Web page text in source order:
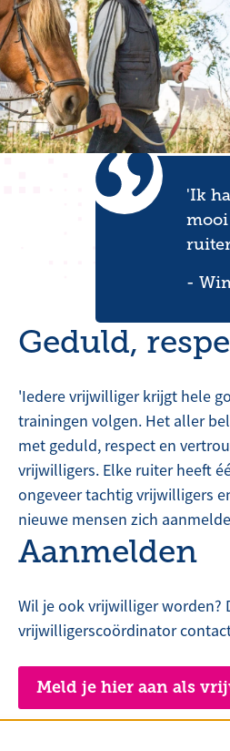
'Ik
-
Geduld,
'Iedere vrijwilliger krijgt hele
trainingen volgen. Het aller
met geduld, respect en
vrijwilligers. Elke ruiter heeft
ongeveer tachtig vrijwilligers
nieuwe mensen zich
Aanmelden
Wil je ook vrijwilliger worden?
vrijwilligerscoördinator
Meld je hier aan als